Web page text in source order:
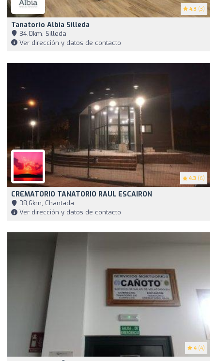
4.3 (3)
Tanatorio Albia Silleda
34,0km, Silleda
Ver dirección y datos de contacto
4.3 (6)
CREMATORIO TANATORIO RAUL ESCAIRON
38,6km, Chantada
Ver dirección y datos de contacto
4 (4)